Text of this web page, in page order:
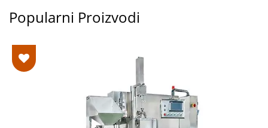
Popularni Proizvodi